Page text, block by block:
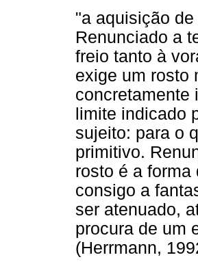
"a aquisição
Renunciado a
freio tanto à
exige um rosto
concretamente
limite indicado
sujeito: para o
primitivo.
rosto é a
consigo a
ser atenuado,
procura de um
(Herrmann,